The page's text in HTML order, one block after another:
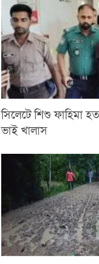
সিলেটে শিশু ফাহিমা
ভাই খালাস